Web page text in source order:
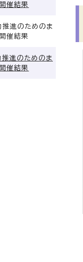
催結果
進のためのま
催結果
進のためのま
催結果